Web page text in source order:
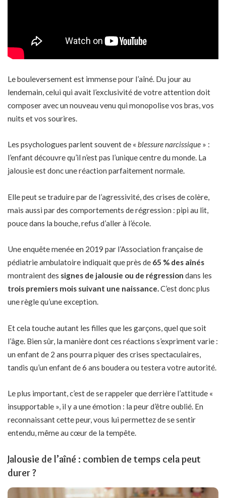
Le bouleversement est immense pour l’aîné. Du jour au
lendemain, celui qui avait l’exclusivité de votre attention doit
composer avec un nouveau venu qui monopolise vos bras, vos
nuits et vos sourires.
Les psychologues parlent souvent de « blessure narcissique » :
l’enfant découvre qu’il n’est pas l’unique centre du monde. La
jalousie est donc une réaction parfaitement normale.
Elle peut se traduire par de l’agressivité, des crises de colère,
mais aussi par des comportements de régression : pipi au lit,
pouce dans la bouche, refus d’aller à l’école.
Une enquête menée en 2019 par l’Association française de
pédiatrie ambulatoire indiquait que près de 65 % des aînés
montraient des signes de jalousie ou de régression dans les
trois premiers mois suivant une naissance.C’est donc plus
une règle qu’une exception.
Et cela touche autant les filles que les garçons, quel que soit
l’âge. Bien sûr, la manière dont ces réactions s’expriment varie :
un enfant de 2 ans pourra piquer des crises spectaculaires,
tandis qu’un enfant de 6 ans boudera ou testera votre autorité.
Le plus important, c’est de se rappeler que derrière l’attitude «
insupportable », il y a une émotion : la peur d’être oublié. En
reconnaissant cette peur, vous lui permettez de se sentir
entendu, même au cœur de la tempête.
Jalousie de l’aîné : combien de temps cela peut
durer ?